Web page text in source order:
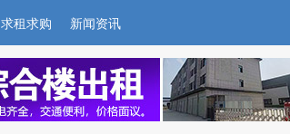
求租求购 新闻资讯